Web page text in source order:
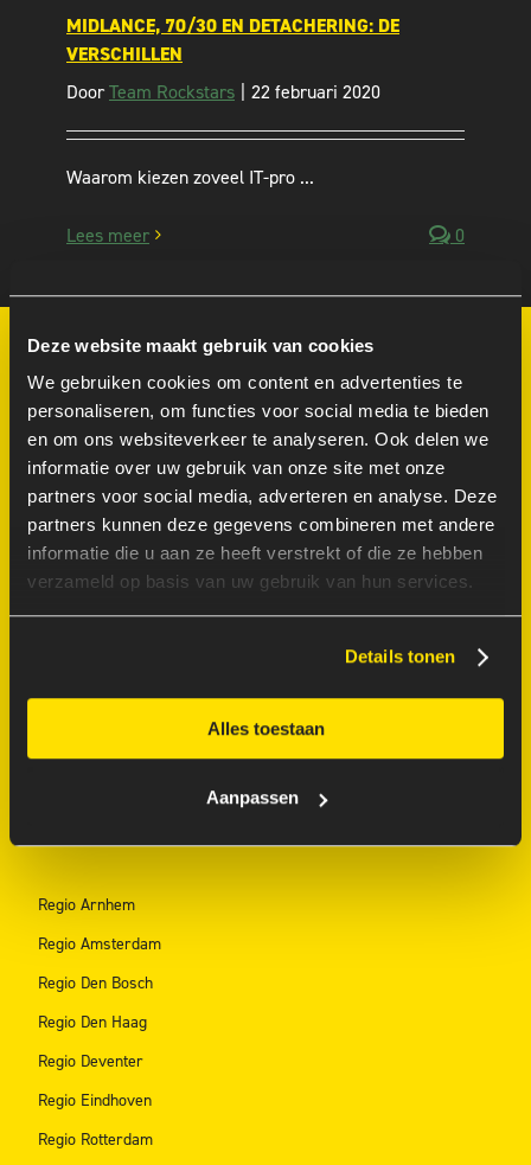
Deze website maakt gebruik van cookies
We gebruiken cookies om content en advertenties te
personaliseren, om functies voor social media te bieden
en om ons websiteverkeer te analyseren. Ook delen we
informatie over uw gebruik van onze site met onze
partners voor social media, adverteren en analyse. Deze
partners kunnen deze gegevens combineren met andere
informatie die u aan ze heeft verstrekt of die ze hebben
verzameld op basis van uw gebruik van hun services.
Details tonen
Alles toestaan
Aanpassen
MIDLANCE, 70/30 EN DETACHERING: DE
VERSCHILLEN
DoorTeam Rockstars | 22 februari 2020
Waarom kiezen zoveel IT-pro ...
Lees meer 0
MEER INFORMATIE
Expertise
Werken bij
De Mens op 1
70/30 model FAQ
Regio Arnhem
Regio Amsterdam
Regio Den Bosch
Regio Den Haag
Regio Deventer
Regio Eindhoven
Regio Rotterdam